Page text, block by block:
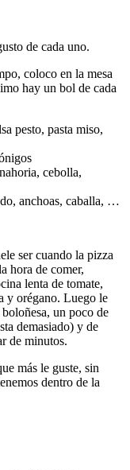
de cada uno.
coloco en la mesa
hay un bol de cada
pesto, pasta miso,
cebolla,
anchoas, caballa, …
ser cuando la pizza
hora de comer,
lenta de tomate,
y orégano. Luego le
un poco de
demasiado) y de
de minutos.
más le guste, sin
dentro de la